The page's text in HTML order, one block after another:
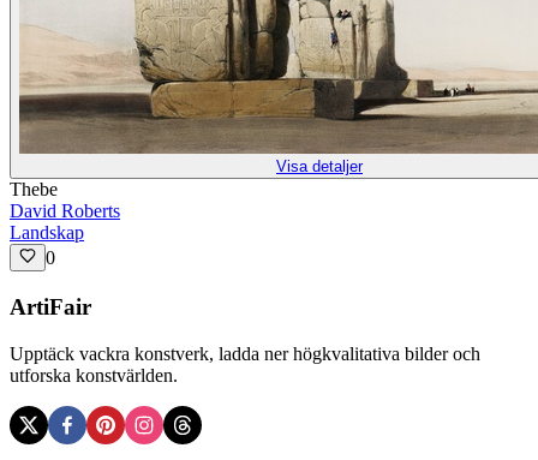
Visa detaljer
Thebe
David Roberts
Landskap
0
ArtiFair
Upptäck vackra konstverk, ladda ner högkvalitativa bilder och
utforska konstvärlden.